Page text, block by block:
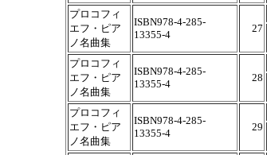
プロコフィ
エフ・ピア
ノ名曲集
ISBN978-4-285-
13355-4
27
プロコフィ
エフ・ピア
ノ名曲集
ISBN978-4-285-
13355-4
28
プロコフィ
エフ・ピア
ノ名曲集
ISBN978-4-285-
13355-4
29